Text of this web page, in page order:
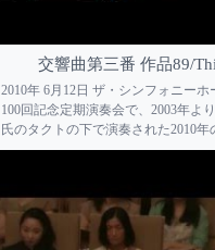
交響曲第三番 作品89/
2010年 6月12日 ザ・シンフォニー
100回記念定期演奏会で、2003年よ
氏のタクトの下で演奏された2010